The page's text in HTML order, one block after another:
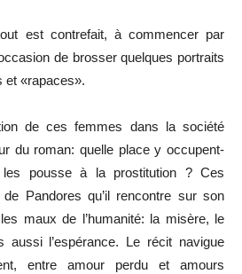
est contrefait, à commencer par
de brosser quelques portraits
et «rapaces».
de ces femmes dans la société
du roman: quelle place y occupent-
pousse à la prostitution ? Ces
Pandores qu’il rencontre sur son
maux de l’humanité: la misère, le
aussi l’espérance. Le récit navigue
entre amour perdu et amours